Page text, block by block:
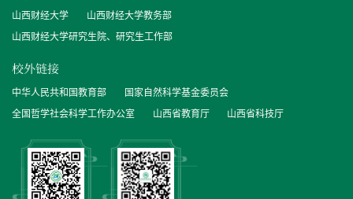
山西财经大学
山西财经大学教务部
山西财经大学研究生院、研究生工作部
校外链接
中华人民共和国教育部
国家自然科学基金委员会
全国哲学社会科学工作办公室
山西省教育厅 山西省科技厅